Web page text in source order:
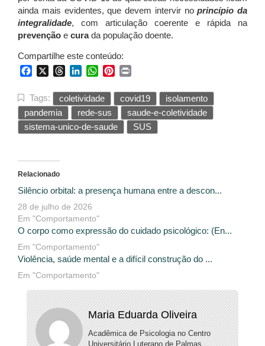
ainda mais evidentes, que devem intervir noprincípio da
integralidade, com articulação coerente e rápida na
prevenção e curada população doente.
Compartilhe este conteúdo:
FacebookThreadsLinkedInWhatsApp
Pinterest
Tags: coletividade covid19
isolamento
pandemia
rede-sus
saude-e-coletividade
sistema-unico-de-saude
SUS
Relacionado
Silêncio orbital: a presença humana entre a descon...
28 de julho de 2026
Em "Comportamento"
O corpo como expressão do cuidado psicológico: (En...
Em "Comportamento"
Violência, saúde mental e a difícil construção do ...
Em "Comportamento"
Maria Eduarda Oliveira
Acadêmica de Psicologia no Centro
Universitário Luterano de Palmas